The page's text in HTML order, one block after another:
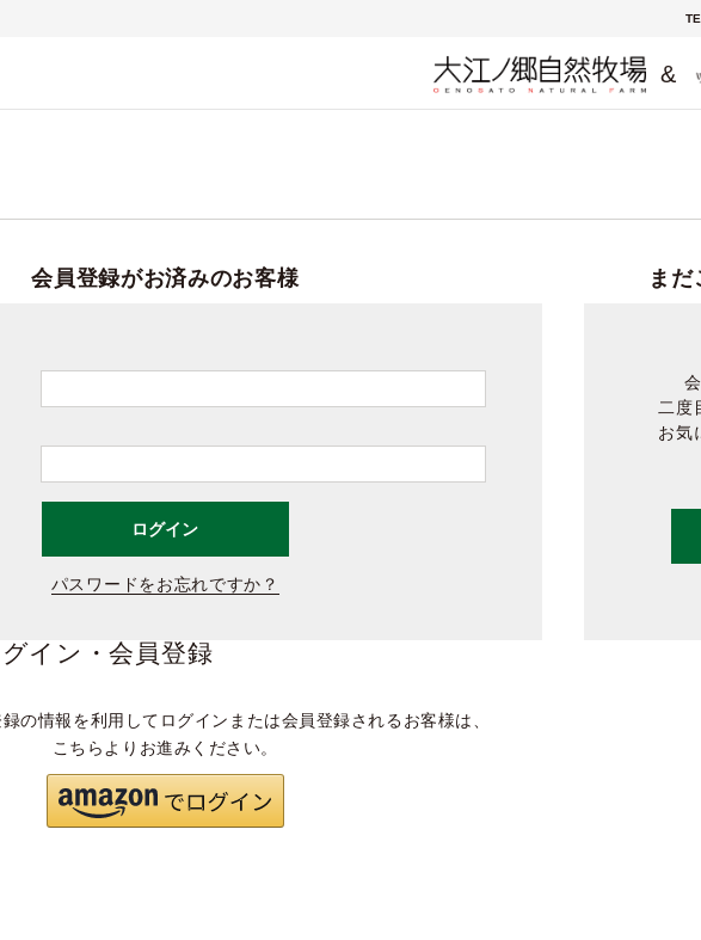
&
会員登録がお済みのお客様
ログイン
パスワードをお忘れですか？
まだ
二度
お気
イン・会員登録
の情報を利用して ログインまたは会員登録されるお客様は、
こちらよりお進みください。